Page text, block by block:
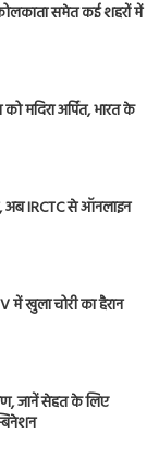
समेत कई शहरों में
मदिरा अर्पित, भारत के
अब IRCTC से ऑनलाइन
में खुला चोरी का हैरान
जानें सेहत के लिए